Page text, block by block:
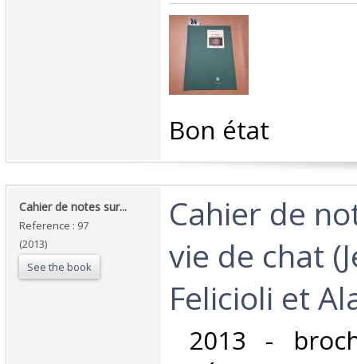
‎Bon état ‎
‎Cahier de notes sur... ‎
Reference : 97
(2013)
See the book
‎Cahier de
vie de chat
Felicioli et
2013 -